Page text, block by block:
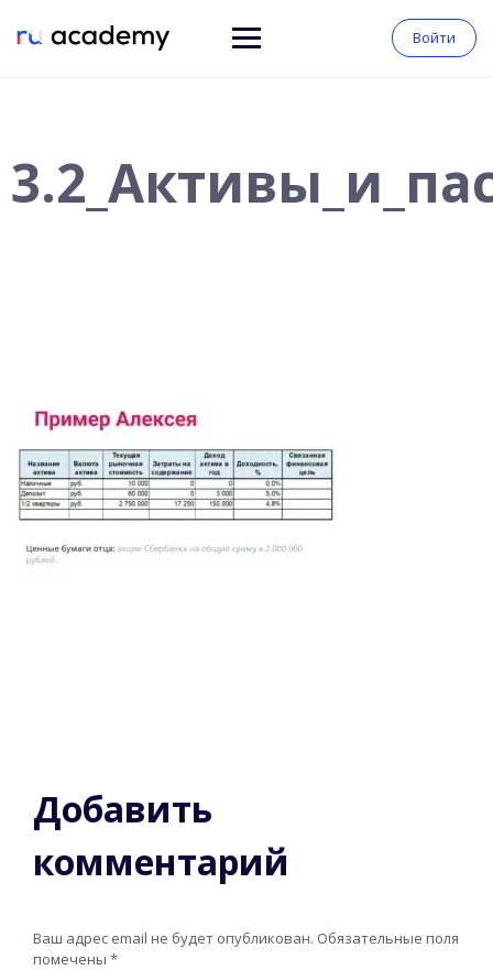
Войти
Добавить
комментарий
Ваш адрес email не будет опубликован. Обязательные поля
помечены *